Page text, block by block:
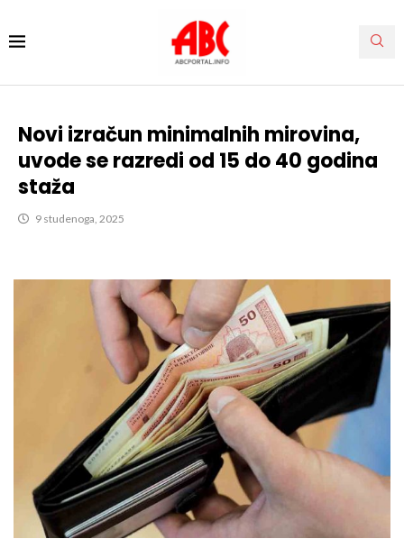
Novi izračun minimalnih mirovina,
uvode se razredi od 15 do 40 godina
staža
9 studenoga, 2025